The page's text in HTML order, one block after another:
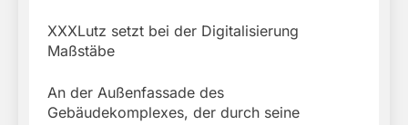
XXXLutz setzt bei der Digitalisierung
Maßstäbe
An der Außenfassade des
Gebäudekomplexes, der durch seine